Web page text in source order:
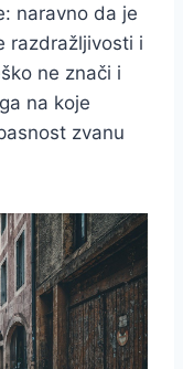
naravno da je
razdražljivosti i
ne znači i
na koje
zvanu